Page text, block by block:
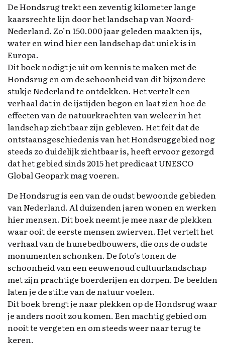
De Hondsrug trekt een zeventig kilometer lange
kaarsrechte lijn door het landschap van Noord-
Nederland. Zo’n 150.000 jaar geleden maakten ijs,
water en wind hier een landschap dat uniek is in
Europa.
Dit boek nodigt je uit om kennis te maken met de
Hondsrug en om de schoonheid van dit bijzondere
stukje Nederland te ontdekken. Het vertelt een
verhaal dat in de ijstijden begon en laat zien hoe de
effecten van de natuurkrachten van weleer in het
landschap zichtbaar zijn gebleven. Het feit dat de
ontstaansgeschiedenis van het Hondsruggebied nog
steeds zo duidelijk zichtbaar is, heeft ervoor gezorgd
dat het gebied sinds 2015 het predicaat UNESCO
Global Geopark mag voeren.
De Hondsrug is een van de oudst bewoonde gebieden
van Nederland. Al duizenden jaren wonen en werken
hier mensen. Dit boek neemt je mee naar de plekken
waar ooit de eerste mensen zwierven. Het vertelt het
verhaal van de hunebedbouwers, die ons de oudste
monumenten schonken. De foto’s tonen de
schoonheid van een eeuwenoud cultuurlandschap
met zijn prachtige boerderijen en dorpen. De beelden
laten je de stilte van de natuur voelen.
Dit boek brengt je naar plekken op de Hondsrug waar
je anders nooit zou komen. Een machtig gebied om
nooit te vergeten en om steeds weer naar terug te
keren.